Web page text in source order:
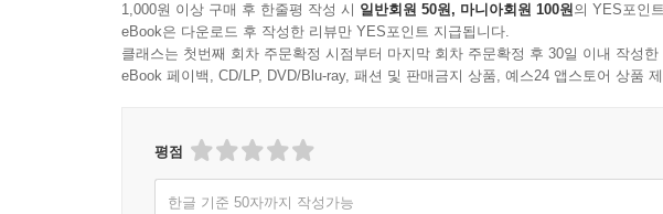
1,000원 이상 구매 후 한줄평 작성 시 일반회원 50원, 마니아회원 100원의 YES포인
eBook은 다운로드 후 작성한 리뷰만 YES포인트 지급됩니다.
클래스는 첫번째 회차 주문확정 시점부터 마지막 회차 주문확정 후 30일 이내 작성
eBook 페이백, CD/LP, DVD/Blu-ray, 패션 및 판매금지 상품, 예스24 앱스토어 상품
평점
한글 기준 50자까지 작성가능